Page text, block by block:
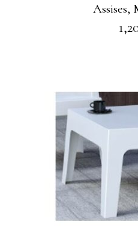
Assises,